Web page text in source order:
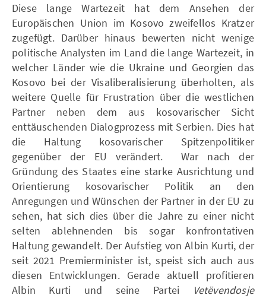
Diese lange Wartezeit hat dem Ansehen der
Europäischen Union im Kosovo zweifellos Kratzer
zugefügt. Darüber hinaus bewerten nicht wenige
politische Analysten im Land die lange Wartezeit, in
welcher Länder wie die Ukraine und Georgien das
Kosovo bei der Visaliberalisierung überholten, als
weitere Quelle für Frustration über die westlichen
Partner neben dem aus kosovarischer Sicht
enttäuschenden Dialogprozess mit Serbien. Dies hat
die Haltung kosovarischer Spitzenpolitiker
gegenüber der EU verändert. War nach der
Gründung des Staates eine starke Ausrichtung und
Orientierung kosovarischer Politik an den
Anregungen und Wünschen der Partner in der EU zu
sehen, hat sich dies über die Jahre zu einer nicht
selten ablehnenden bis sogar konfrontativen
Haltung gewandelt. Der Aufstieg von Albin Kurti, der
seit 2021 Premierminister ist, speist sich auch aus
diesen Entwicklungen. Gerade aktuell profitieren
Albin Kurti und seine Partei
Vetëvendosje